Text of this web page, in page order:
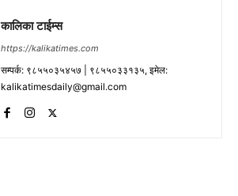
कालिका टाईम्स
https://kalikatimes.com
सम्पर्क: ९८५५०३५४५७ | ९८५५०३३१३५, इमेल:
kalikatimesdaily@gmail.com